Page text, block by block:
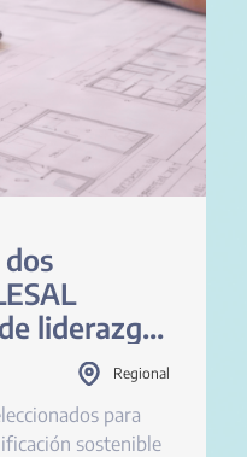
liderazgo
Latina
Regional
para
sostenible